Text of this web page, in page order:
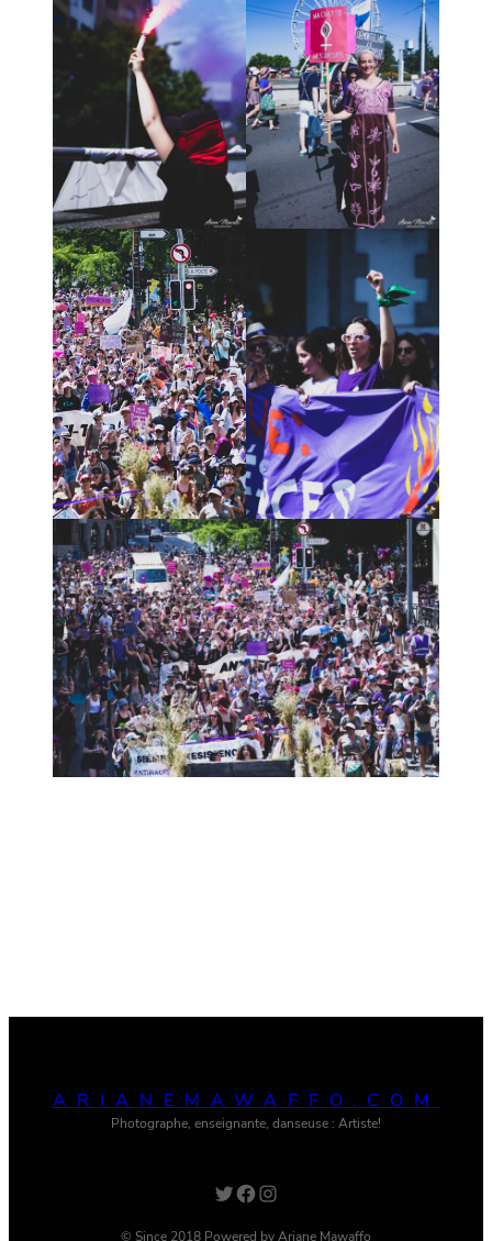
ARIANEMAWAFFO.COM
Photographe, enseignante, danseuse : Artiste!
Twitter Facebook Instagram
© Since 2018 Powered by Ariane Mawaffo